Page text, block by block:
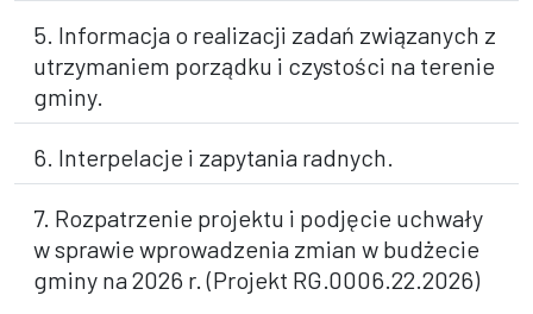
5. Informacja o realizacji zadań związanych z
utrzymaniem porządku i czystości na terenie
gminy.
6. Interpelacje i zapytania radnych.
7. Rozpatrzenie projektu i podjęcie uchwały
w sprawie wprowadzenia zmian w budżecie
gminy na 2026 r. (Projekt RG.0006.22.2026)